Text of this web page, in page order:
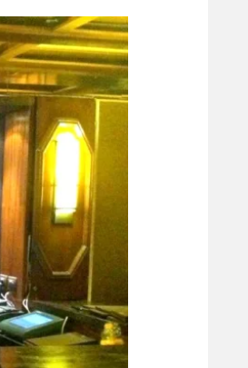
תקנון משתתפים וזוכים
תקנון עבור פעילות
תקנון עבור פעילות ספורט 1 –
תנאי שימוש
מדיניות פרטיות
תקנון פעילות ספורט 1
רשיון להקרנה פומבית
הצטרפות לחבילת
לוח דרושים – ג'ובנט